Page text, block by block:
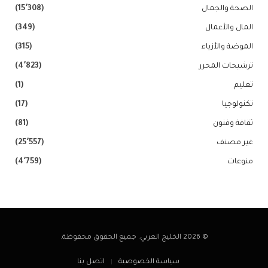
الصحة والجمال (15٬308)
المال والأعمال (349)
الموضة والأزياء (315)
ترشيحات المحرر (4٬823)
تعليم (1)
تكنولوجيا (17)
ثقافة وفنون (81)
غير مصنف (25٬557)
منوعات (4٬759)
© 2026 الخليج العربي. جميع الحقوق محفوظة.
سياسة الخصوصية اتصل بنا